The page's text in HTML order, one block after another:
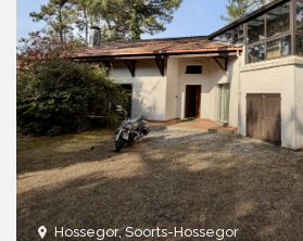
Hossegor, Soorts-Hossegor